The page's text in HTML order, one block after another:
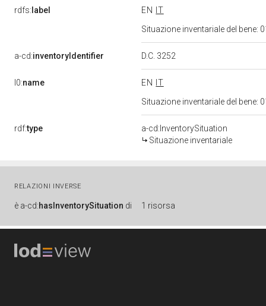
rdfs: label EN
IT
Situazione inventariale del bene:
a-cd:inventoryIdentifier D.C. 3252
l0:name EN
IT
Situazione inventariale del bene:
rdf:type
a-cd:InventorySituation
Situazione inventariale
RELAZIONI INVERSE
è a-cd:hasInventorySituation di 1 risorsa